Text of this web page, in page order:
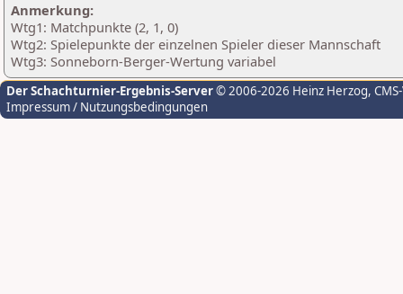
Anmerkung:
Wtg1: Matchpunkte (2, 1, 0)
Wtg2: Spielepunkte der einzelnen Spieler dieser Mannschaft
Wtg3: Sonneborn-Berger-Wertung variabel
Der Schachturnier-Ergebnis-Server© 2006-2026 Heinz Herzog,
Impressum / Nutzungsbedingungen